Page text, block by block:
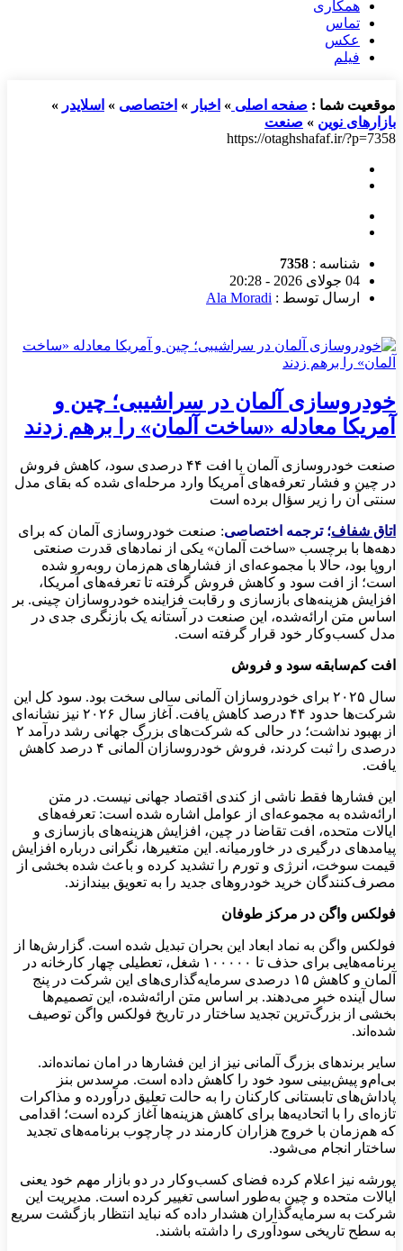
همکاری
تماس
عکس
فیلم
موقعیت شما : صفحه اصلی » اخبار » اختصاصی » اسلایدر »
بازارهای نوین » صنعت
https://otaghshafaf.ir/?p=7358
شناسه : 7358
04 جولای 2026 - 20:28
ارسال توسط : Ala Moradi
خودروسازی آلمان در سراشیبی؛ چین و
آمریکا معادله «ساخت آلمان» را برهم زدند
صنعت خودروسازی آلمان با افت ۴۴ درصدی سود، کاهش فروش
در چین و فشار تعرفه‌های آمریکا وارد مرحله‌ای شده که بقای مدل
سنتی آن را زیر سؤال برده است
اتاق شفاف؛ ترجمه اختصاصی: صنعت خودروسازی آلمان که برای
دهه‌ها با برچسب «ساخت آلمان» یکی از نمادهای قدرت صنعتی
اروپا بود، حالا با مجموعه‌ای از فشارهای هم‌زمان روبه‌رو شده
است؛ از افت سود و کاهش فروش گرفته تا تعرفه‌های آمریکا،
افزایش هزینه‌های بازسازی و رقابت فزاینده خودروسازان چینی. بر
اساس متن ارائه‌شده، این صنعت در آستانه یک بازنگری جدی در
مدل کسب‌وکار خود قرار گرفته است.
افت کم‌سابقه سود و فروش
سال ۲۰۲۵ برای خودروسازان آلمانی سالی سخت بود. سود کل این
شرکت‌ها حدود ۴۴ درصد کاهش یافت. آغاز سال ۲۰۲۶ نیز نشانه‌ای
از بهبود نداشت؛ در حالی که شرکت‌های بزرگ جهانی رشد درآمد ۲
درصدی را ثبت کردند، فروش خودروسازان آلمانی ۴ درصد کاهش
یافت.
این فشارها فقط ناشی از کندی اقتصاد جهانی نیست. در متن
ارائه‌شده به مجموعه‌ای از عوامل اشاره شده است: تعرفه‌های
ایالات متحده، افت تقاضا در چین، افزایش هزینه‌های بازسازی و
پیامدهای درگیری در خاورمیانه. این متغیرها، نگرانی درباره افزایش
قیمت سوخت، انرژی و تورم را تشدید کرده و باعث شده بخشی از
مصرف‌کنندگان خرید خودروهای جدید را به تعویق بیندازند.
فولکس واگن در مرکز طوفان
فولکس واگن به نماد ابعاد این بحران تبدیل شده است. گزارش‌ها از
برنامه‌هایی برای حذف تا ۱۰۰۰۰۰ شغل، تعطیلی چهار کارخانه در
آلمان و کاهش ۱۵ درصدی سرمایه‌گذاری‌های این شرکت در پنج
سال آینده خبر می‌دهند. بر اساس متن ارائه‌شده، این تصمیم‌ها
بخشی از بزرگ‌ترین تجدید ساختار در تاریخ فولکس واگن توصیف
شده‌اند.
سایر برندهای بزرگ آلمانی نیز از این فشارها در امان نمانده‌اند.
بی‌ام‌و پیش‌بینی سود خود را کاهش داده است. مرسدس بنز
پاداش‌های تابستانی کارکنان را به حالت تعلیق درآورده و مذاکرات
تازه‌ای را با اتحادیه‌ها برای کاهش هزینه‌ها آغاز کرده است؛ اقدامی
که هم‌زمان با خروج هزاران کارمند در چارچوب برنامه‌های تجدید
ساختار انجام می‌شود.
پورشه نیز اعلام کرده فضای کسب‌وکار در دو بازار مهم خود یعنی
ایالات متحده و چین به‌طور اساسی تغییر کرده است. مدیریت این
شرکت به سرمایه‌گذاران هشدار داده که نباید انتظار بازگشت سریع
به سطح تاریخی سودآوری را داشته باشند.